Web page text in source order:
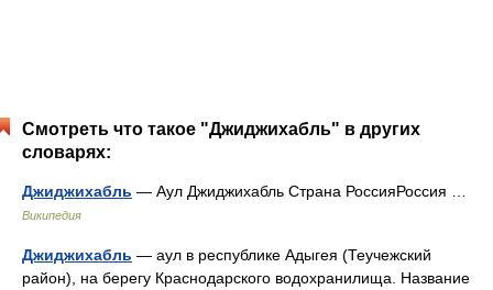
Смотреть что такое "Джиджихабль" в других
словарях:
Джиджихабль — Аул Джиджихабль Страна РоссияРоссия …
Википедия
Джиджихабль — аул в республике Адыгея (Теучежский
район), на берегу Краснодарского водохранилища. Название